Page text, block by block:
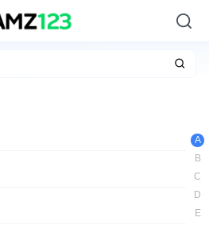
A
B
C
D
E